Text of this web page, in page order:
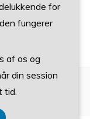
for
fungerer
af os og
din session
tid.